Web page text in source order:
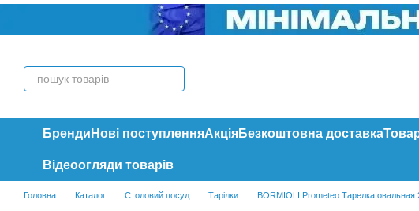
Перейти до основного контенту
Бренди Нові поступленняАкціяБезкоштовна доставка
Відеоогляди товарів
Головна Каталог Столовий посуд Тарілки BORMIOLI Prometeo Тарелка